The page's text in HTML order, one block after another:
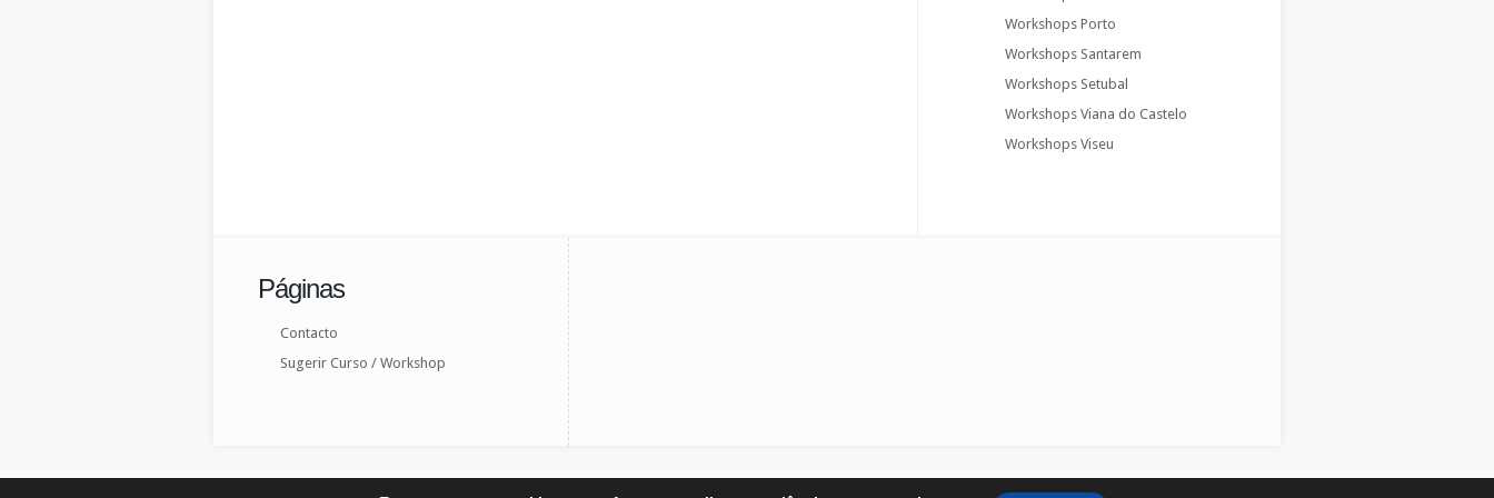
Workshops Porto
Workshops Santarem
Workshops Setubal
Workshops Viana do Castelo
Workshops Viseu
Páginas
Contacto
Sugerir Curso / Workshop